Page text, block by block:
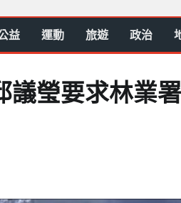
益 運動 旅遊 政治
瑩要求林業